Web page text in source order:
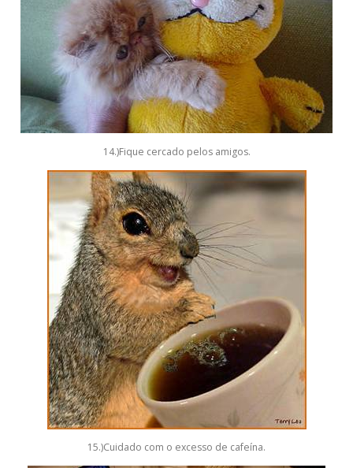
14.)Fique cercado pelos amigos.
15.)Cuidado com o excesso de cafeína.